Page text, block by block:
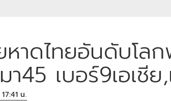
หาดไทยอันดับโล
45 เบอร์9เอเชีย,
น.